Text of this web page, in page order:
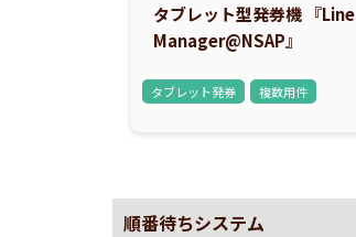
タブレット型発券機 『Line
Manager@NSAP』
タブレット発券 複数用件
順番待ちシステム